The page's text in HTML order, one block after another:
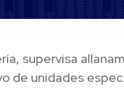
supervisa
de unidades